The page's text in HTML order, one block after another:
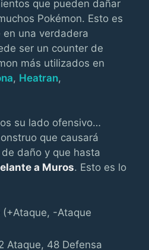
que pueden dañar
Pokémon. Esto es
una verdadera
ser un counter de
más utilizados en
, Heatran,
su lado ofensivo…
que causará
daño y que hasta
a Muros. Esto es lo
(+Ataque, -Ataque
Ataque, 48 Defensa